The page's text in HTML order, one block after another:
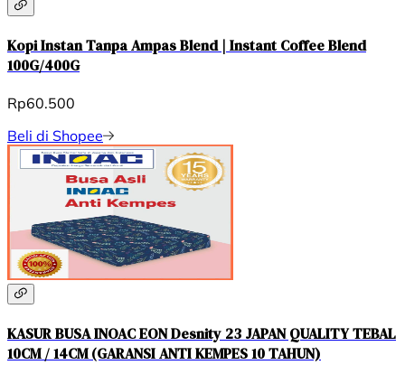
Kopi Instan Tanpa Ampas Blend | Instant Coffee Blend
100G/400G
Rp60.500
Beli di Shopee
KASUR BUSA INOAC EON Desnity 23 JAPAN QUALITY TEBAL
10CM / 14CM (GARANSI ANTI KEMPES 10 TAHUN)